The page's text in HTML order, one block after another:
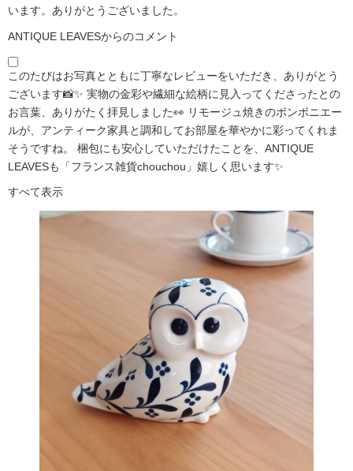
います。ありがとうございました。
ANTIQUE LEAVESからのコメント
このたびはお写真とともに丁寧なレビューをいただき、ありがとう
ございます📸✨ 実物の金彩や繊細な絵柄に見入ってくださったとの
お言葉、ありがたく拝見しました👀 リモージュ焼きのボンボニエー
ルが、アンティーク家具と調和してお部屋を華やかに彩ってくれま
そうですね。 梱包にも安心していただけたことを、ANTIQUE
LEAVESも「フランス雑貨chouchou」嬉しく思います✨
すべて表示